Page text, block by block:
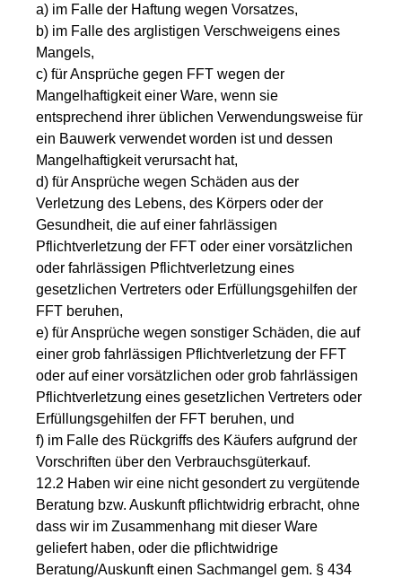
a) im Falle der Haftung wegen Vorsatzes,
b) im Falle des arglistigen Verschweigens eines
Mangels,
c) für Ansprüche gegen FFT wegen der
Mangelhaftigkeit einer Ware, wenn sie
entsprechend ihrer üblichen Verwendungsweise für
ein Bauwerk verwendet worden ist und dessen
Mangelhaftigkeit verursacht hat,
d) für Ansprüche wegen Schäden aus der
Verletzung des Lebens, des Körpers oder der
Gesundheit, die auf einer fahrlässigen
Pflichtverletzung der FFT oder einer vorsätzlichen
oder fahrlässigen Pflichtverletzung eines
gesetzlichen Vertreters oder Erfüllungsgehilfen der
FFT beruhen,
e) für Ansprüche wegen sonstiger Schäden, die auf
einer grob fahrlässigen Pflichtverletzung der FFT
oder auf einer vorsätzlichen oder grob fahrlässigen
Pflichtverletzung eines gesetzlichen Vertreters oder
Erfüllungsgehilfen der FFT beruhen, und
f) im Falle des Rückgriffs des Käufers aufgrund der
Vorschriften über den Verbrauchsgüterkauf.
12.2 Haben wir eine nicht gesondert zu vergütende
Beratung bzw. Auskunft pflichtwidrig erbracht, ohne
dass wir im Zusammenhang mit dieser Ware
geliefert haben, oder die pflichtwidrige
Beratung/Auskunft einen Sachmangel gem. § 434